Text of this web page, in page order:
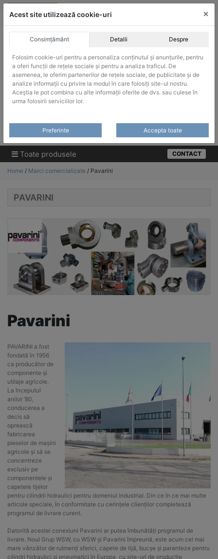
Skip
ACHIZITII PUBLICE
Produsele pot fi achizitionate si in sistemul SEAP / SICAP
Products
Toate produsele CONTACT
Home / Marci comercializate / Pavarini
PAVARINI
Pavarini
PAVARINI a fost
fondată în 1956
ca producător de
componente și
utilaje agricole.
La începutul
anilor ’80,
conducerea a
decis să
oprească
fabricarea
pieselor de mașini
agricole și să se
concentreze
exclusiv pe
componentele și
capetele tijelor
pentru cilindrii hidraulici pentru domeniul industrial. Din ce în ce mai multe
articole speciale, în conformitate cu cerințele clienților completează
programul de livrare curent.
Datorită acestei conexiuni Pavarini ar putea îmbunătăți programul de
livrare. Noul Grup WSW, cu WSW și Pavarini împreună, este acum cel mai
mare vânzător de rulmenți sferici, capete de tijă, bucșe și paranteze pentru
cilindri hidraulici și pneumatici în Europa, cu site-uri de producție
Acest site utilizează cookie-uri ×
Consimțământ Detalii Despre
Folosim cookie-uri pentru a personaliza conținutul și anunțurile, pentru
a oferi funcții de rețele sociale și pentru a analiza traficul. De
asemenea, le oferim partenerilor de rețele sociale, de publicitate și de
analize informații cu privire la modul în care folosiți site-ul nostru.
Aceștia le pot combina cu alte informații oferite de dvs. sau culese în
urma folosirii serviciilor lor.
Preferinte Accepta toate